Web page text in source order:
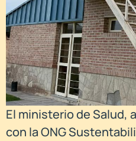
El ministerio de Salud,
con la ONG